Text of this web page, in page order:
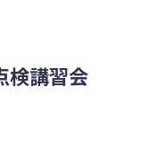
検講習会